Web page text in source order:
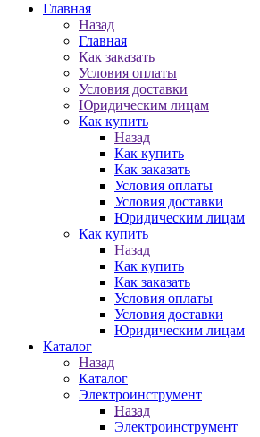
Главная
Назад
Главная
Как заказать
Условия оплаты
Условия доставки
Юридическим лицам
Как купить
Назад
Как купить
Как заказать
Условия оплаты
Условия доставки
Юридическим лицам
Как купить
Назад
Как купить
Как заказать
Условия оплаты
Условия доставки
Юридическим лицам
Каталог
Назад
Каталог
Электроинструмент
Назад
Электроинструмент